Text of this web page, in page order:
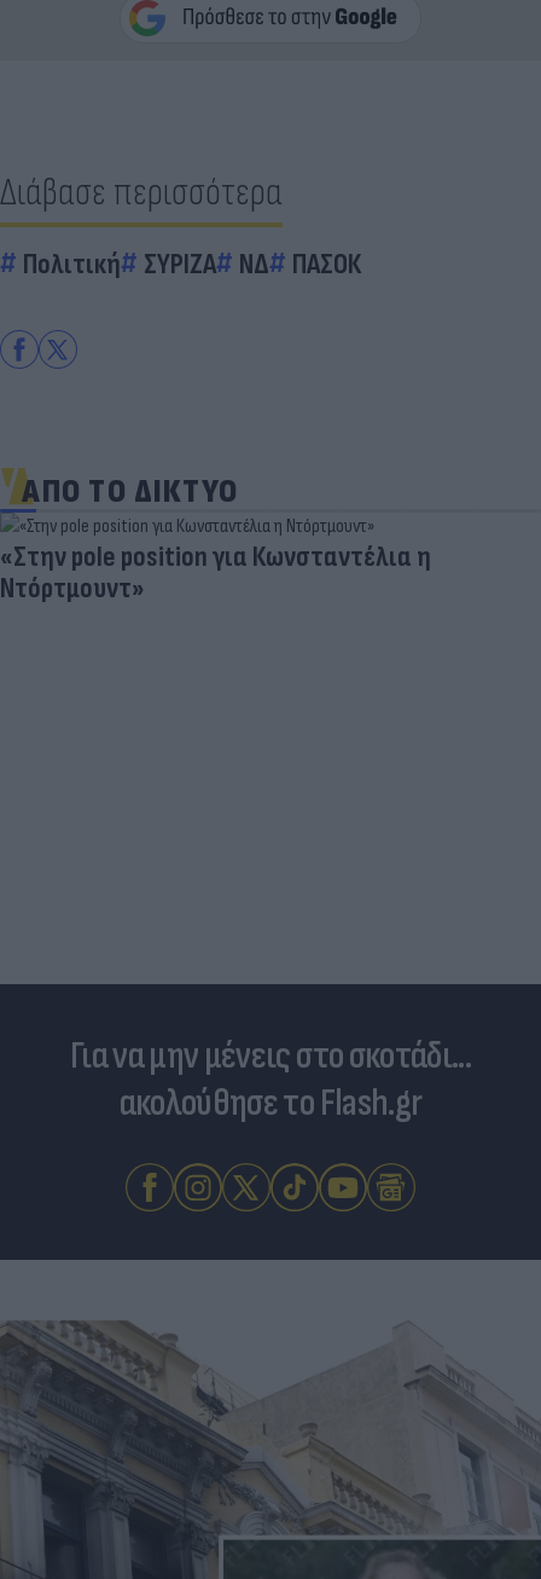
Διάβασε περισσότερα
Πολιτική ΣΥΡΙΖΑ ΝΔ ΠΑΣΟΚ
ΑΠΟ ΤΟ ΔΙΚΤΥΟ
«Στην pole position για Κωνσταντέλια η
Ντόρτμουντ»
Για να μην μένεις στο σκοτάδι...
ακολούθησε το Flash.gr